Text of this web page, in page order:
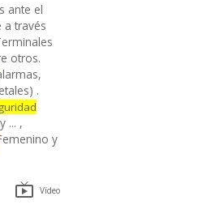
ante el
a través
otros.
.
... ,
y
 Vídeo